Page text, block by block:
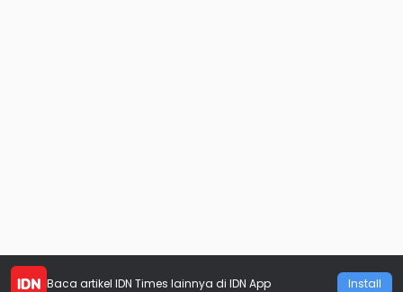
Baca artikel IDN Times lainnya di IDN App Install